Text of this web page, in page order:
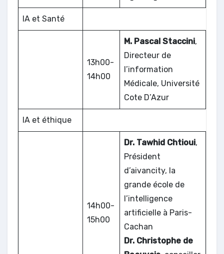
IA et Santé
13h00-
14h00
M. Pascal Staccini,
Directeur de
l’information
Médicale, Université
Cote D’Azur
IA et éthique
14h00-
15h00
Dr. Tawhid Chtioui,
Président
d’aivancity, la
grande école de
l’intelligence
artificielle à Paris-
Cachan
Dr. Christophe de